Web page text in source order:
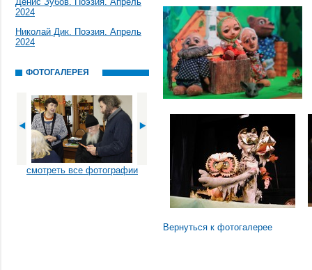
2024
Николай Дик. Поэзия. Апрель
2024
ФОТОГАЛЕРЕЯ
смотреть все фотографии
Вернуться к фотогалерее